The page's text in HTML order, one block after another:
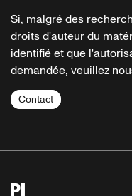
Si, malgré des
droits d'auteur du
identifié et que
demandée, veuillez
Contact